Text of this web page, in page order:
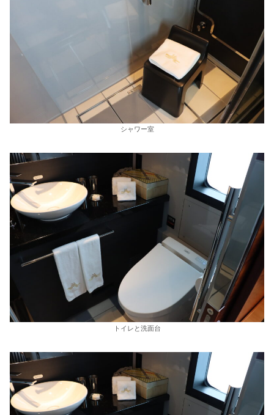
シャワー室
トイレと洗面台